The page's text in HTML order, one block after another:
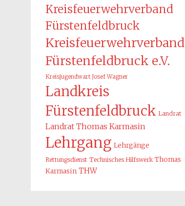
Kreisfeuerwehrverband
Fürstenfeldbruck
Kreisfeuerwehrverband
Fürstenfeldbruck e.V.
Kreisjugendwart Josef Wagner
Landkreis
Fürstenfeldbruck Landrat
Landrat Thomas Karmasin
Lehrgang Lehrgänge
Rettungsdienst Technisches Hilfswerk Thomas
Karmasin THW